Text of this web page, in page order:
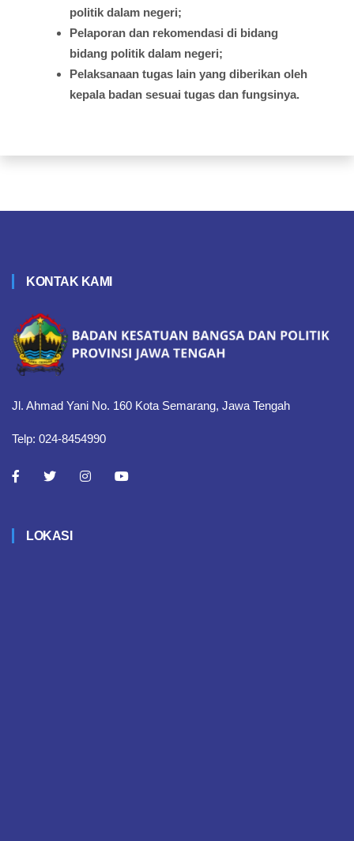
politik dalam negeri;
Pelaporan dan rekomendasi di bidang
bidang politik dalam negeri;
Pelaksanaan tugas lain yang diberikan oleh
kepalabadan sesuai tugas dan fungsinya.
KONTAK KAMI
Jl. Ahmad Yani No. 160 Kota Semarang, Jawa Tengah
Telp: 024-8454990
LOKASI